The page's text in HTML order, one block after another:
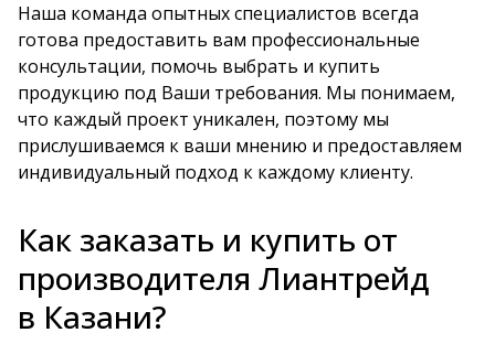
Наша команда опытных специалистов всегда
готова предоставить вам профессиональные
консультации, помочь выбрать и купить
продукцию под Ваши требования. Мы понимаем,
что каждый проект уникален, поэтому мы
прислушиваемся к ваши мнению и предоставляем
индивидуальный подход к каждому клиенту.
Как заказать и купить от
производителя Лиантрейд
в Казани?